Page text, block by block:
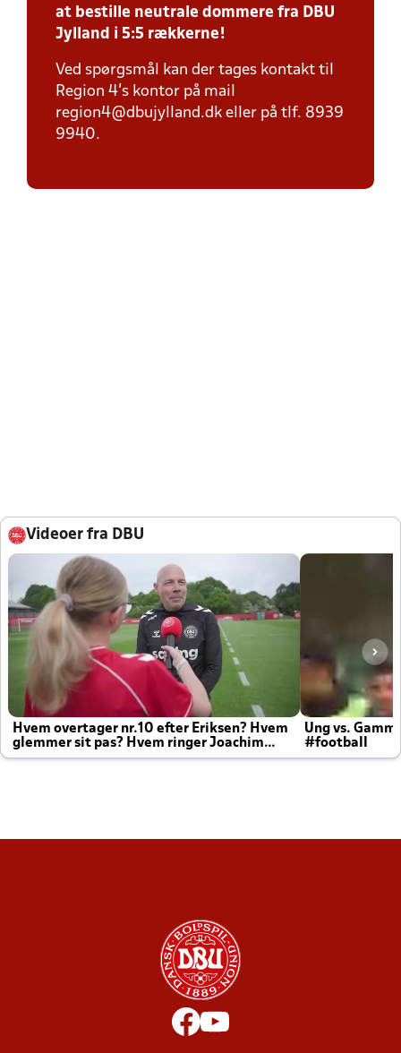
at bestille neutrale dommere fra DBU
Jylland i 5:5 rækkerne!
Ved spørgsmål kan der tages kontakt til
Region 4's kontor på mail
region4@dbujylland.dk eller på tlf. 8939
9940.
Videoer fra DBU
Hvem overtager nr.10 efter Eriksen? Hvem
glemmer sit pas? Hvem ringer Joachim
altid til efter kampe?
Ung vs.
#football